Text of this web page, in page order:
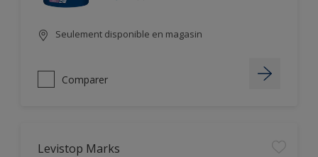
Seulement disponible en magasin
Comparer
Levistop Marks